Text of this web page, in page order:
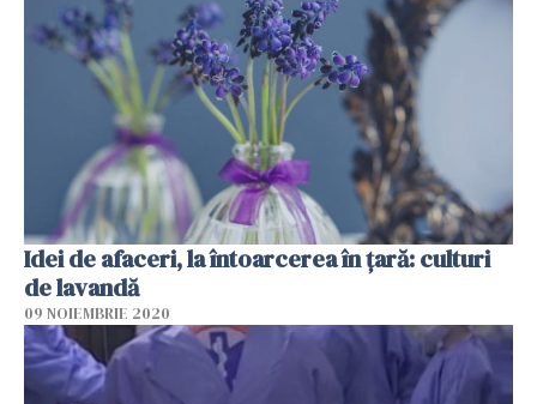
Idei de afaceri, la întoarcerea în țară: culturi
de lavandă
09 NOIEMBRIE 2020